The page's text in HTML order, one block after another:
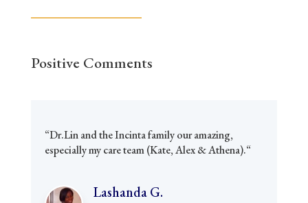
Positive Comments
“Dr.Lin and the Incinta family our amazing,
especially my care team (Kate, Alex & Athena).“
Lashanda G.